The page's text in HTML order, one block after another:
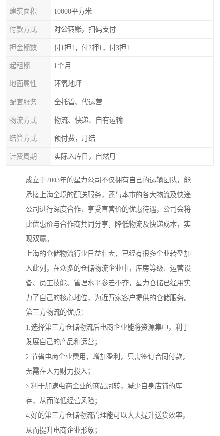
建筑面积 10000平方米
付款方式 对公转账，扫码支付
押金期数 付1押1，付2押1，付3押1
起租期 1个月
地面属性 环氧地坪
配套服务 全托管、代运营
物流方式 物流、快递、自有运输
结算方式 预付费，月结
计费周期 实际入库日，自然月
成立于2003年的星力公司不仅拥有自己的运输团队，能
承接上海全境的配送服务，还与本市的各大物流及快递
公司进行深度合作，享受直营价的优惠待遇，公司会将
此优惠价与合作商共同分享，降低物流及快递成本，实
现双赢。
上海的仓储物流行业日益壮大，已经有很多企业转型加
入此列，在众多的仓储物流企业中，库房等级、运营设
备、员工技能、管理水平参差不齐，星力仓储已经用实
力了自己的核心地位，为近万家客户提供的仓储服务。
第三方物流的优点：
1.选择第三方仓储物流后电商企业能将资源集中，利于
发展自己的产品和运营；
2.节省电商企业费用，增加盈利，只需签订合同付款，
无需在人力财力投入；
3.利于加速电商企业的商品周转，减少自身店铺的库
存，从而降低经营风险；
4.好的第三方仓储物流管理能可以大大提升送货效率，
从而提升电商企业形象；